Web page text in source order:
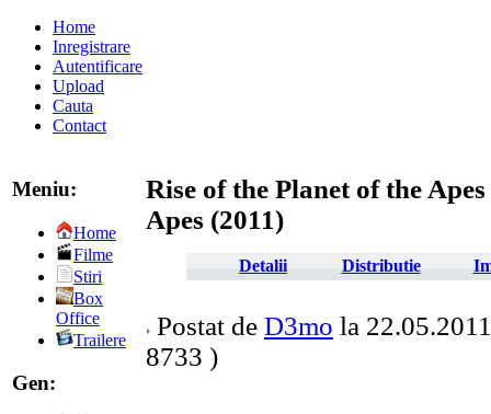
Home
Inregistrare
Autentificare
Upload
Cauta
Contact
Meniu:
Home
Filme
Stiri
Box
Office
Trailere
Gen:
Rise of the Planet of the
Apes (2011)
Detalii Distributie
Postat de D3mo la
8733 )